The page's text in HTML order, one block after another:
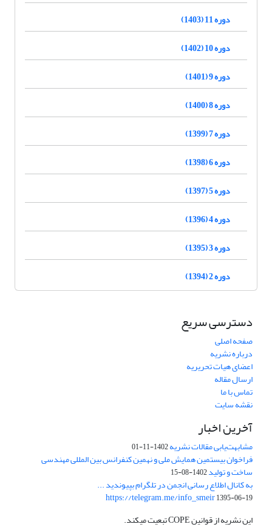
دوره 11 (1403)
دوره 10 (1402)
دوره 9 (1401)
دوره 8 (1400)
دوره 7 (1399)
دوره 6 (1398)
دوره 5 (1397)
دوره 4 (1396)
دوره 3 (1395)
دوره 2 (1394)
دسترسی سریع
صفحه اصلی
درباره نشریه
اعضای هیات تحریریه
ارسال مقاله
تماس با ما
نقشه سایت
آخرین اخبار
مشابهت‌یابی مقالات نشریه1402-11-01
فراخوان بیستمین همایش ملی و نهمین کنفرانس بین المللی مهندسی
ساخت و تولید1402-08-15
به کانال اطلاع رسانی انجمن در تلگرام بپیوندید ...
https://telegram.me/info_smeir1395-06-19
این نشریه از قوانین COPE تبعیت میکند.